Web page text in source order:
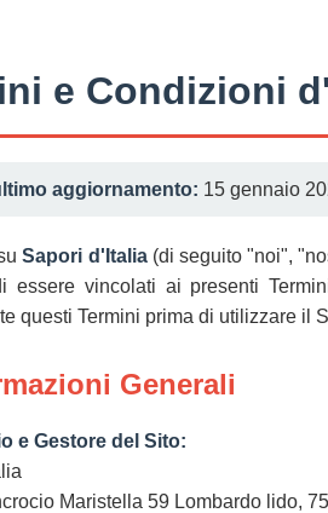
e Condizioni
aggiornamento: 15 gennaio
Sapori d'Italia(di seguito "noi",
essere vincolati ai presenti
questi Termini prima di utilizzare il
Generali
e Gestore del Sito:
Maristella 59 Lombardo lido,